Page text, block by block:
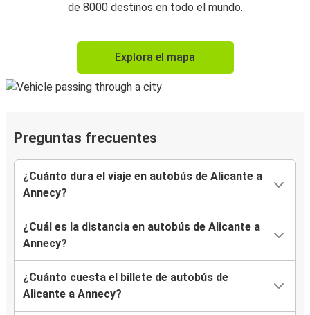
de 8000 destinos en todo el mundo.
Explora el mapa
Preguntas frecuentes
¿Cuánto dura el viaje en autobús de Alicante a
Annecy?
¿Cuál es la distancia en autobús de Alicante a
Annecy?
¿Cuánto cuesta el billete de autobús de
Alicante a Annecy?